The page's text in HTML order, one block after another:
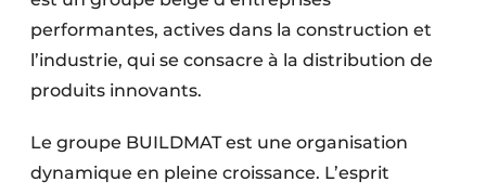
performantes, actives dans la construction et
l’industrie, qui se consacre à la distribution de
produits innovants.
Le groupe BUILDMAT est une organisation
dynamique en pleine croissance. L’esprit